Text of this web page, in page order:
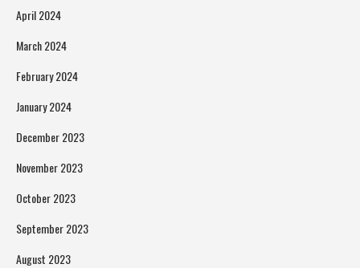
April 2024
March 2024
February 2024
January 2024
December 2023
November 2023
October 2023
September 2023
August 2023